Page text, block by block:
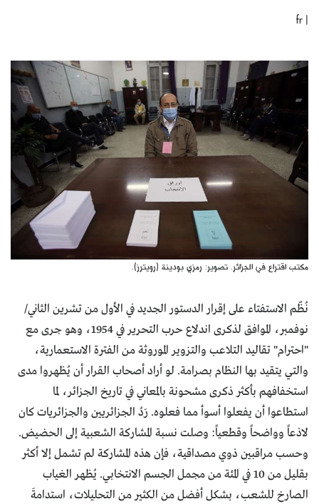
|
fr
مكتب اقتراع في الجزائر. تصوير: رمزي بودينة (رويترز).
نُظّم الاستفتاء على إقرار الدستور الجديد في الأول من تشرين الثاني/
نوفمبر، الموافق لذكرى اندلاع حرب التحرير في 1954، وهو جرى مع
"احترام" تقاليد التلاعب والتزوير الموروثة من الفترة الاستعمارية،
والتي يتقيد بها النظام بصرامة. لو أراد أصحاب القرار أن يُظهروا مدى
استخفافهم بأكثر ذكرى مشحونة بالمعاني في تاريخ الجزائر، لما
استطاعوا أن يفعلوا أسوأ مما فعلوه. رَدُ الجزائريين والجزائريات كان
لاذعاً وواضحاً وقطعياً: وصلت نسبة المشاركة الشعبية إلى الحضيض.
وحسب مراقبين ذوي مصداقية، فإن هذه المشاركة لم تشمل إلا أكثر
بقليل من 10 في المئة من مجمل الجسم الانتخابي. يُظهر الغياب
الصارخ للشعب، بشكل أفضل من الكثير من التحليلات، استدامةَ